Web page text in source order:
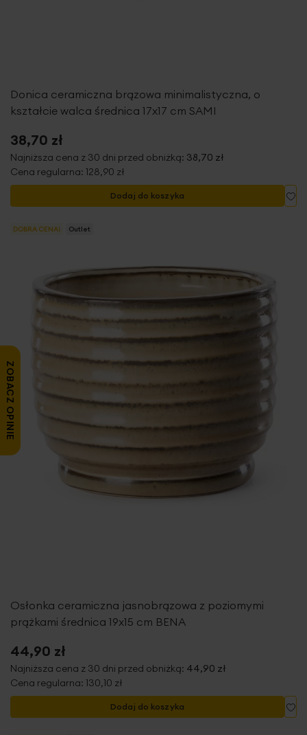
Donica ceramiczna brązowa minimalistyczna, o
kształcie walca średnica 17x17 cm SAMI
38,70 zł
Najniższa cena z 30 dni przed obniżką: 38,70 zł
Cena regularna: 128,90 zł
Dodaj do koszyka
DOBRA CENA! Outlet
Osłonka ceramiczna jasnobrązowa z poziomymi
prążkami średnica 19x15 cm BENA
44,90 zł
Najniższa cena z 30 dni przed obniżką: 44,90 zł
Cena regularna: 130,10 zł
Dodaj do koszyka
ZOBACZ OPINIE